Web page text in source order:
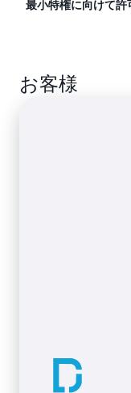
アクセスとアプ
アイデンティテ
詳細はこちら
サービスコント
最小特権に向けて
証、および改良
お客様